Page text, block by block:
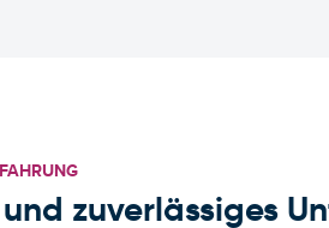
und zuverlässiges